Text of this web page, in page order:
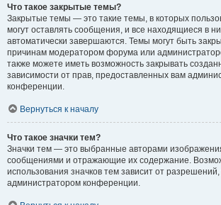
Что такое закрытые темы?
Закрытые темы — это такие темы, в которых
могут оставлять сообщения, и все находящиеся в
автоматически завершаются. Темы могут быть
причинам модератором форума или
также можете иметь возможность закрывать
зависимости от прав, предоставленных вам
конференции.
Вернуться к началу
Что такое значки тем?
Значки тем — это выбранные авторами
сообщениями и отражающие их содержание.
использования значков тем зависит от
администратором конференции.